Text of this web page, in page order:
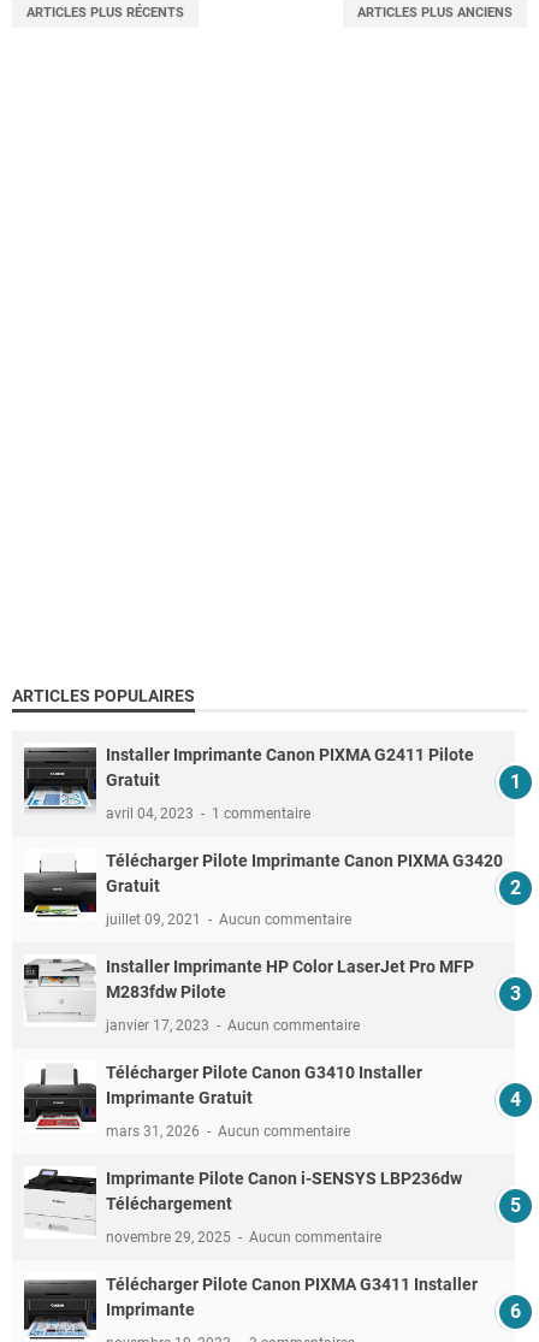
ARTICLES PLUS RÉCENTS ARTICLES PLUS ANCIENS
ARTICLES POPULAIRES
Installer Imprimante Canon PIXMA G2411 Pilote
Gratuit
avril 04, 2023 1 commentaire
Télécharger Pilote Imprimante Canon PIXMA G3420
Gratuit
juillet 09, 2021 Aucun commentaire
Installer Imprimante HP Color LaserJet Pro MFP
M283fdw Pilote
janvier 17, 2023 Aucun commentaire
Télécharger Pilote Canon G3410 Installer
Imprimante Gratuit
mars 31, 2026 Aucun commentaire
Imprimante Pilote Canon i-SENSYS LBP236dw
Téléchargement
novembre 29, 2025 Aucun commentaire
Télécharger Pilote Canon PIXMA G3411 Installer
Imprimante